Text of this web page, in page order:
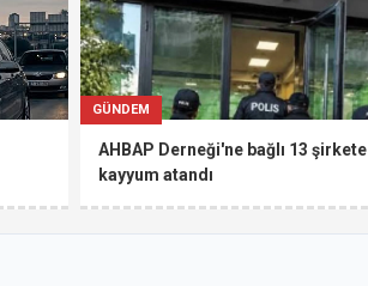
GÜNDEM
AHBAP Derneği'ne bağlı 13 şirkete
kayyum atandı